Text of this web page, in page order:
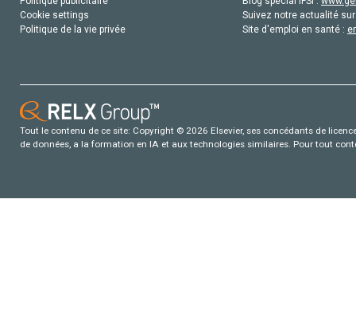
Cookie settings
Politique de la vie privée
Suivez notre actualité
Site d'emploi en santé :
Tout le contenu de ce site: Copyright © 2026 Elsevier, ses concédants de
de données, a la formation en IA et aux technologies similaires. Pour tout